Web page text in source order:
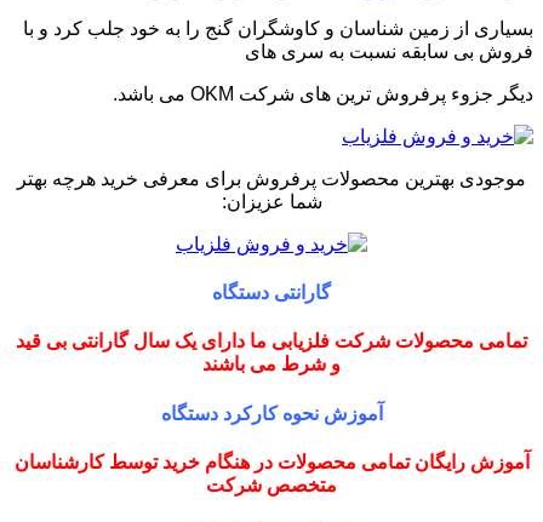
بسیاری از زمین شناسان و کاوشگران گنج را به خود جلب کرد و با
فروش بی سابقه نسبت به سری های
دیگر جزوء پرفروش ترین های شرکت OKM می باشد.
موجودی بهترین محصولات پرفروش برای معرفی خرید هرچه بهتر
شما عزیزان:
گارانتی دستگاه
تمامی محصولات شرکت فلزیابی ما دارای یک سال گارانتی بی قید
و شرط می باشند
آموزش نحوه کارکرد دستگاه
آموزش رایگان تمامی محصولات در هنگام خرید توسط کارشناسان
متخصص شرکت